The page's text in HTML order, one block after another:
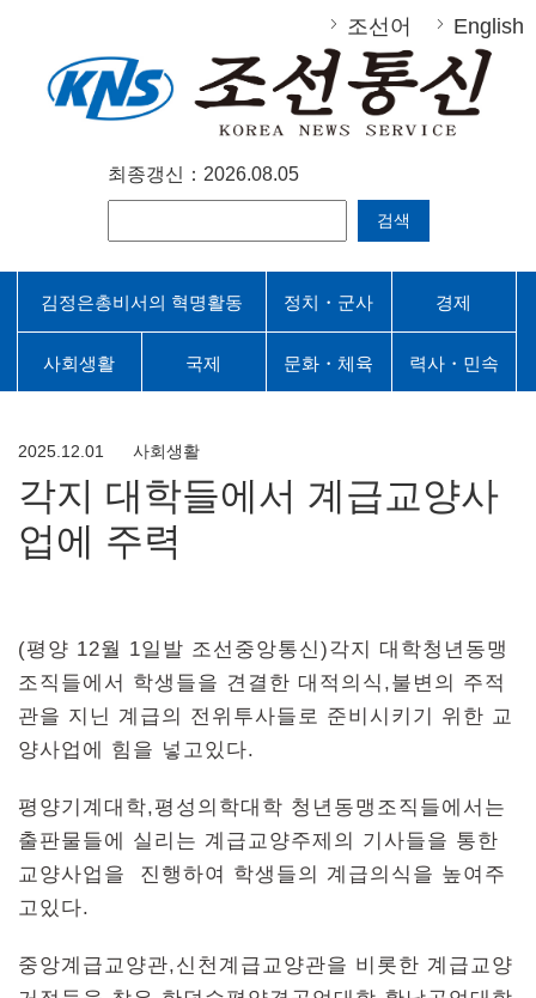
조선어 English
최종갱신：2026.08.05
검색
김정은총비서의 혁명활동 정치・군사 경제
사회생활 국제 문화・체육 력사・민속
2025.12.01 사회생활
각지 대학들에서 계급교양사
업에 주력
(평양 12월 1일발 조선중앙통신)각지 대학청년동맹
조직들에서 학생들을 견결한 대적의식,불변의 주적
관을 지닌 계급의 전위투사들로 준비시키기 위한 교
양사업에 힘을 넣고있다.
평양기계대학,평성의학대학 청년동맹조직들에서는
출판물들에 실리는 계급교양주제의 기사들을 통한
교양사업을 진행하여 학생들의 계급의식을 높여주
고있다.
중앙계급교양관,신천계급교양관을 비롯한 계급교양